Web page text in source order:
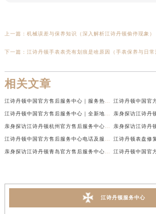
上一篇： 机械误差与保养知识（深入解析江诗丹顿偷停现象）
下一篇： 江诗丹顿手表表壳有划痕是啥原因（手表保养与日常
相关文章
江诗丹顿服务中心